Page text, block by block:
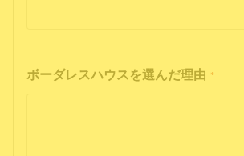
ボーダレスハウスを選んだ理由 *